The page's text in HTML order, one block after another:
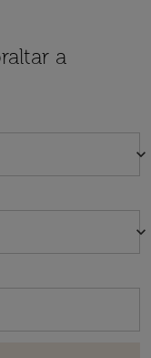
a
keyboard_arrow_down
keyboard_arrow_down